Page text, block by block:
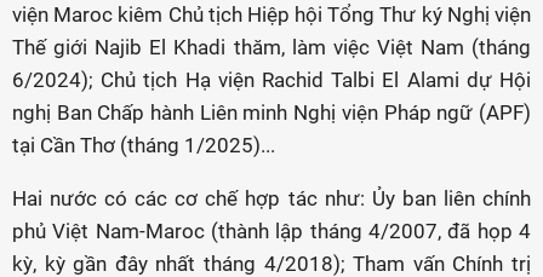
viện Maroc kiêm Chủ tịch Hiệp hội Tổng Thư ký Nghị viện
Thế giới Najib El Khadi thăm, làm việc Việt Nam (tháng
6/2024); Chủ tịch Hạ viện Rachid Talbi El Alami dự Hội
nghị Ban Chấp hành Liên minh Nghị viện Pháp ngữ (APF)
tại Cần Thơ (tháng 1/2025)...
Hai nước có các cơ chế hợp tác như: Ủy ban liên chính
phủ Việt Nam-Maroc (thành lập tháng 4/2007, đã họp 4
kỳ, kỳ gần đây nhất tháng 4/2018); Tham vấn Chính trị